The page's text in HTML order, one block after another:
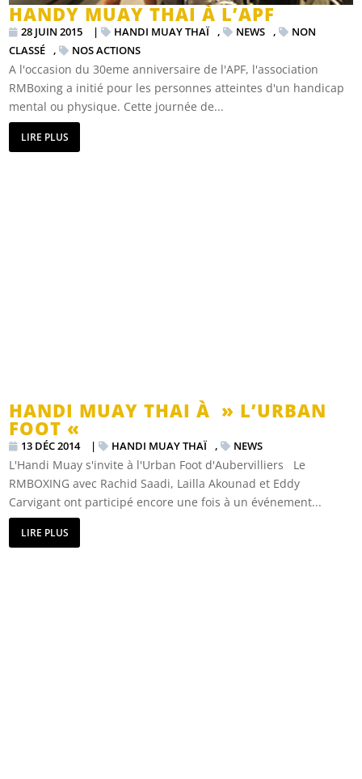
HANDY MUAY THAI À L’APF
28 JUIN 2015 | HANDI MUAY THAÏ , NEWS ,
NON
CLASSÉ , NOS ACTIONS
A l'occasion du 30eme anniversaire de l'APF, l'association
RMBoxing a initié pour les personnes atteintes d'un handicap
mental ou physique. Cette journée de...
LIRE PLUS
HANDI MUAY THAI À » L’URBAN
FOOT «
13 DÉC 2014 | HANDI MUAY THAÏ , NEWS
L'Handi Muay s'invite à l'Urban Foot d'Aubervilliers Le
RMBOXING avec Rachid Saadi, Lailla Akounad et Eddy
Carvigant ont participé encore une fois à un événement...
LIRE PLUS